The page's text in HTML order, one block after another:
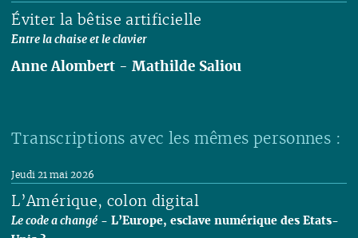
Éviter la bêtise artificielle
Entre la chaise et le clavier
Anne Alombert -Mathilde Saliou
Transcriptions avec les mêmes personnes :
L’Amérique, colon digital
Le code a changé - L’Europe, esclave numérique des Etats-
Jeudi 21 mai 2026